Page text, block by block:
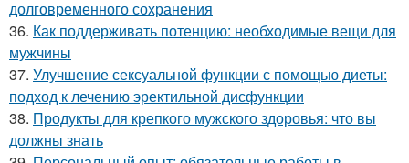
долговременного сохранения
36. Как поддерживать потенцию: необходимые вещи для
мужчины
37. Улучшение сексуальной функции с помощью диеты:
подход к лечению эректильной дисфункции
38. Продукты для крепкого мужского здоровья: что вы
должны знать